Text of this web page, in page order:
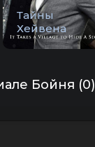
Тайны
Хейвена
Бойня (0)